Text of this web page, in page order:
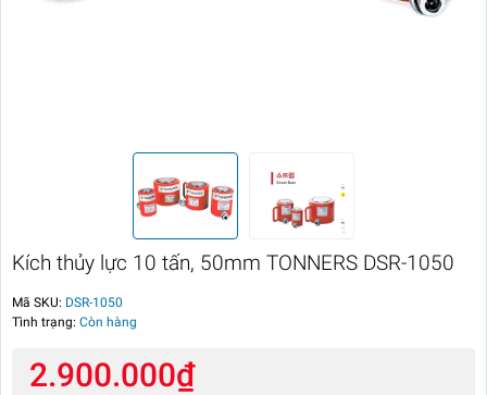
Kích thủy lực 10 tấn, 50mm TONNERS DSR-1050
Mã SKU: DSR-1050
Tình trạng: Còn hàng
2.900.000₫